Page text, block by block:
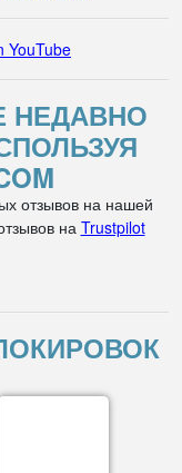
YouTube
НЕДАВНО
отзывов на нашей
наTrustpilot